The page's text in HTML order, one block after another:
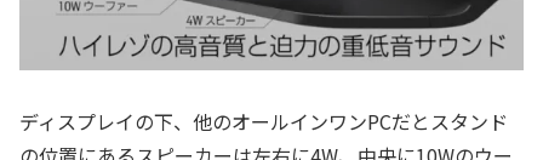
ディスプレイの下、他のオールインワンPCだとスタンド